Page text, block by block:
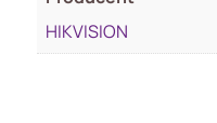
HIKVISION